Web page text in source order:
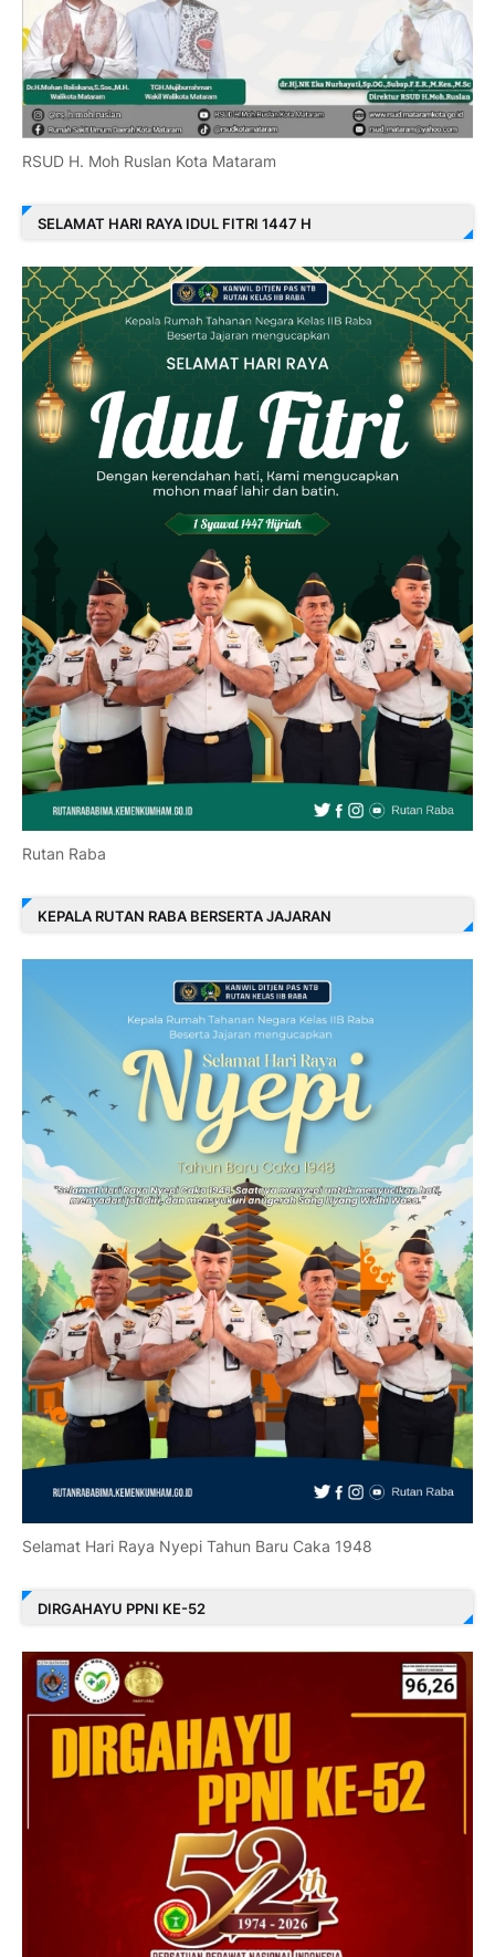
RSUD H. Moh Ruslan Kota Mataram
SELAMAT HARI RAYA IDUL FITRI 1447 H
Rutan Raba
KEPALA RUTAN RABA BERSERTA JAJARAN
Selamat Hari Raya Nyepi Tahun Baru Caka 1948
DIRGAHAYU PPNI KE-52